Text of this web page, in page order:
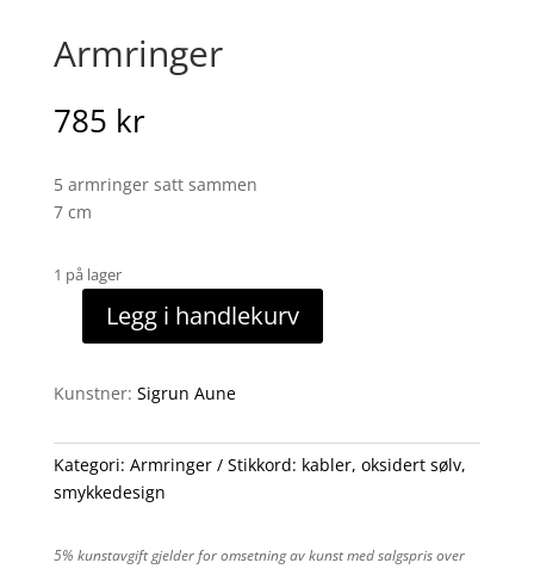
Armringer
785 kr
5 armringer satt sammen
7 cm
1 på lager
ArmringerLegg i handlekurv
Kunstner: Sigrun Aune
Kategori: Armringer Stikkord: kabler, oksidert sølv,
smykkedesign
5% kunstavgift gjelder for omsetning av kunst med salgspris over